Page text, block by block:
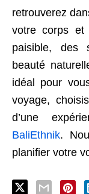
retrouverez
votre corps et
paisible, des
beauté
idéal pour
voyage,
d’une
BaliEthnik.
planifier votre